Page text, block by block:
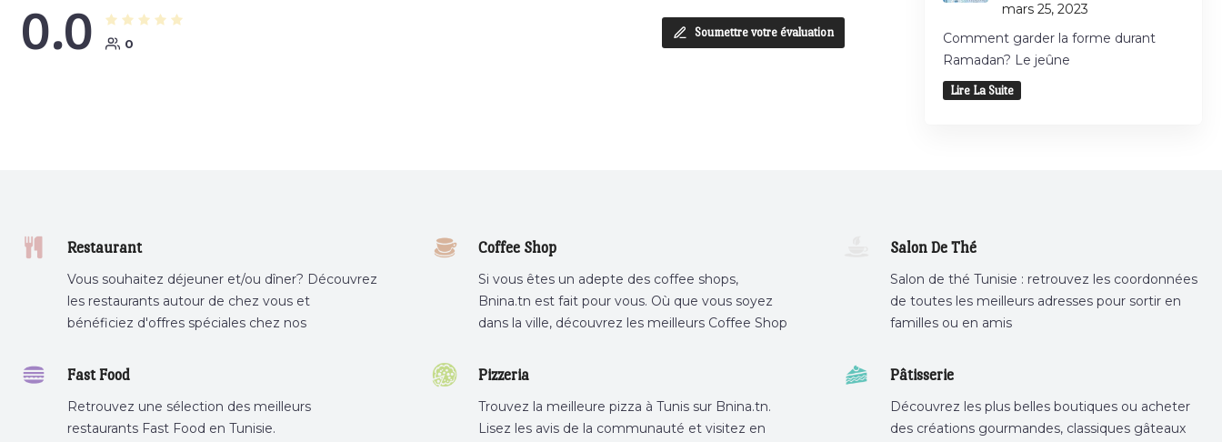
0.0 0
Soumettre votre évaluation
mars 25, 2023
Comment garder la forme durant
Ramadan? Le jeûne
Lire La Suite
Restaurant
Vous souhaitez déjeuner et/ou dîner? Découvrez
les restaurants autour de chez vous et
bénéficiez d'offres spéciales chez nos
Coffee Shop
Si vous êtes un adepte des coffee shops,
Bnina.tn est fait pour vous. Où que vous soyez
dans la ville, découvrez les meilleurs Coffee Shop
Salon De Thé
Salon de thé Tunisie : retrouvez les coordonnées
de toutes les meilleurs adresses pour sortir en
familles ou en amis
Fast Food
Retrouvez une sélection des meilleurs
restaurants Fast Food en Tunisie.
Pizzeria
Trouvez la meilleure pizza à Tunis sur Bnina.tn.
Lisez les avis de la communauté et visitez en
Pâtisserie
Découvrez les plus belles boutiques ou acheter
des créations gourmandes, classiques gâteaux